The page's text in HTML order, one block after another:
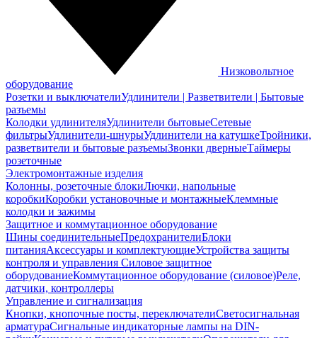
Низковольтное
оборудование
Розетки и выключателиУдлинители | Разветвители | Бытовые
разъемы
Колодки удлинителяУдлинители бытовыеСетевые
фильтрыУдлинители-шнурыУдлинители на катушкеТройники,
разветвители и бытовые разъемыЗвонки дверныеТаймеры
розеточные
Электромонтажные изделия
Колонны, розеточные блокиЛючки, напольные
коробкиКоробки установочные и монтажныеКлеммные
колодки и зажимы
Защитное и коммутационное оборудование
Шины соединительныеПредохранителиБлоки
питанияАксессуары и комплектующиеУстройства защиты
контроля и управления Силовое защитное
оборудованиеКоммутационное оборудование (силовое)Реле,
датчики, контроллеры
Управление и сигнализация
Кнопки, кнопочные посты, переключателиСветосигнальная
арматураСигнальные индикаторные лампы на DIN-